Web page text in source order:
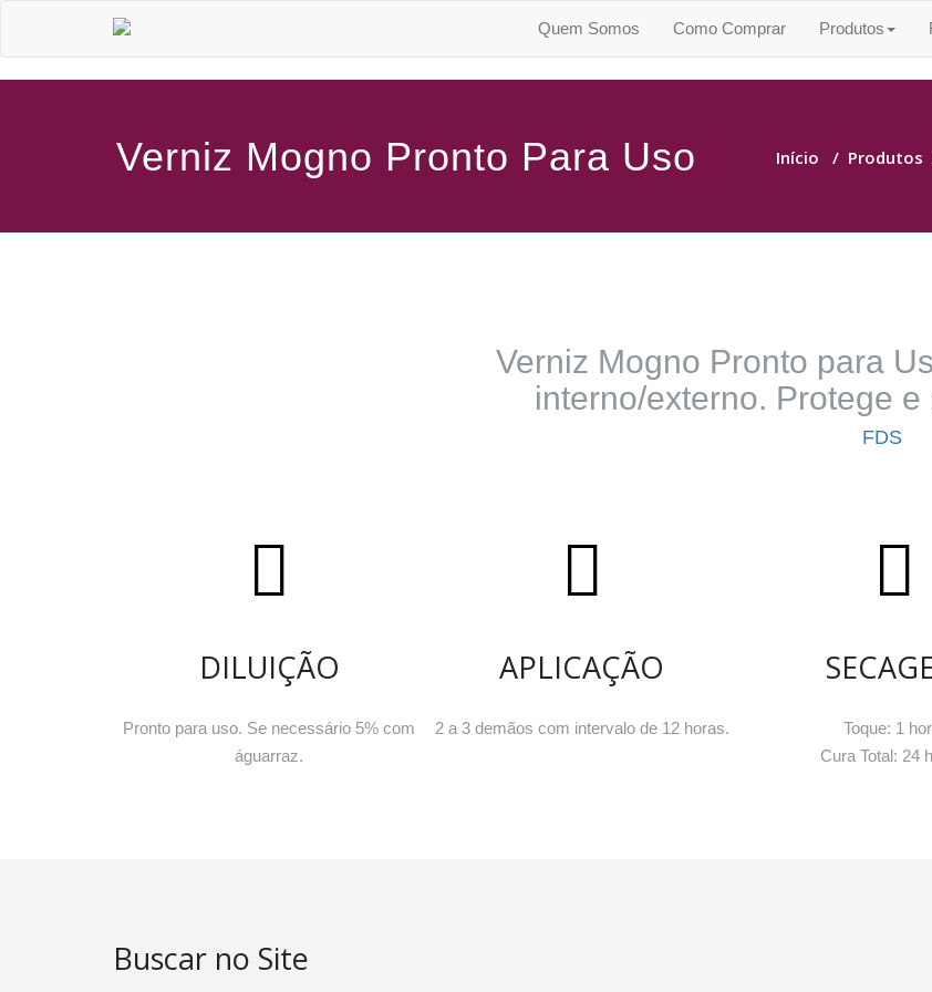
Quem Somos Como Comprar Produtos
Verniz Mogno Pronto Para Uso Início / Produtos
Verniz Mogno Pronto para
interno/externo. Protege
FDS
DILUIÇÃO
Pronto para uso. Se necessário 5% com
águarraz.
APLICAÇÃO
2 a 3 demãos com intervalo de 12 horas.
Toque: 1
Cura Total: 24
Buscar no Site